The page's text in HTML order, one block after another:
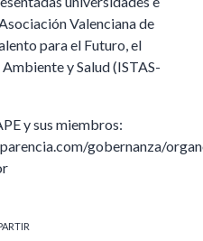
Valenciana de
para el Futuro, el
y Salud (ISTAS-
y sus miembros:
gobernanza/